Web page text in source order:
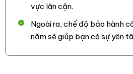
vực lân cận.
Ngoài ra, chế độ bảo hành
năm sẽ giúp bạn có sự yên